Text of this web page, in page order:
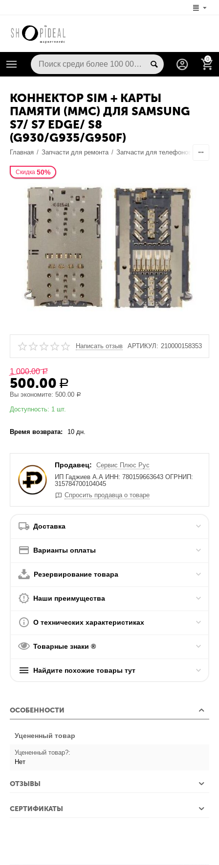
0
КОННЕКТОР SIM + КАРТЫ
ПАМЯТИ (MMC) ДЛЯ SAMSUNG
S7/ S7 EDGE/ S8
(G930/G935/G950F)
Главная / Запчасти для ремонта / Запчасти для телефонов
Скидка 50%
Написать отзыв АРТИКУЛ: 210000158353
1 000.00 Р
500.00 Р
Вы экономите:500.00 Р
Доступность: 1 шт.
Время возврата: 10 дн.
Продавец:
Сервис Плюс Рус
ИП Гаджиев А.А ИНН: 780159663643 ОГРНИП:
315784700104045
Спросить продавца о товаре
Доставка
Варианты оплаты
Резервирование товара
Наши преимущества
О технических характеристиках
Товарные знаки ®
Найдите похожие товары тут
ОСОБЕННОСТИ
Уцененный товар
Уцененный товар?:
Нет
ОТЗЫВЫ
СЕРТИФИКАТЫ